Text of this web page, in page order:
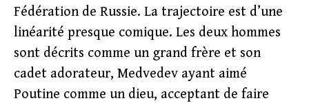
Fédération de Russie. La trajectoire est d’une
linéarité presque comique. Les deux hommes
sont décrits comme un grand frère et son
cadet adorateur, Medvedev ayant aimé
Poutine comme un dieu, acceptant de faire